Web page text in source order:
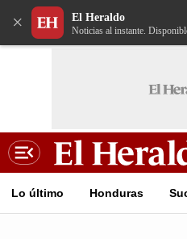
× El Heraldo
Noticias al instante.
Lo último Honduras